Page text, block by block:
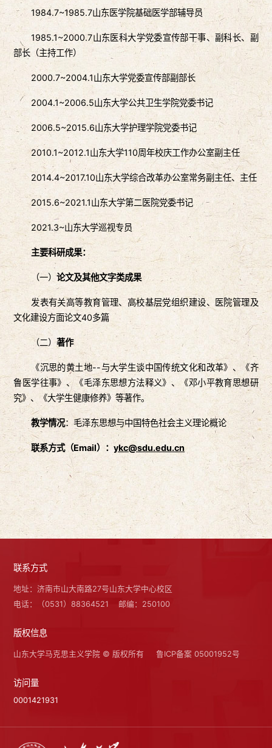
1984.7~1985.7山东医学院基础医学部辅导员
1985.1~2000.7山东医科大学党委宣传部干事、副科长、副
部长（主持工作）
2000.7~2004.1山东大学党委宣传部副部长
2004.1~2006.5山东大学公共卫生学院党委书记
2006.5~2015.6山东大学护理学院党委书记
2010.1~2012.1山东大学110周年校庆工作办公室副主任
2014.4~2017.10山东大学综合改革办公室常务副主任、主任
2015.6~2021.1山东大学第二医院党委书记
2021.3~山东大学巡视专员
主要科研成果：
（一）论文及其他文字类成果
发表有关高等教育管理、高校基层党组织建设、医院管理及
文化建设方面论文40多篇
（二）著作
《沉思的黄土地--与大学生谈中国传统文化和改革》、《齐
鲁医学往事》、《毛泽东思想方法释义》、《邓小平教育思想研
究》、《大学生健康修养》等著作。
教学情况：毛泽东思想与中国特色社会主义理论概论
联系方式（Email） ：ykc@sdu.edu.cn
联系方式
地址：济南市山大南路27号山东大学中心校区
电话：（0531）88364521
邮编：250100
版权信息
山东大学马克思主义学院 © 版权所有 鲁ICP备案 05001952号
访问量
0001421931